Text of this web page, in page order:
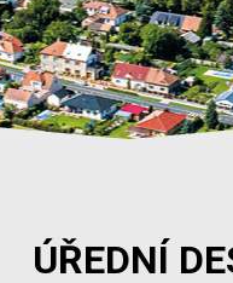
ÚŘEDNÍ